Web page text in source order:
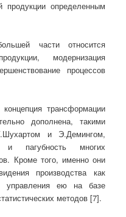
продукции определенным
части относится
модернизация
процессов
трансформации
дополнена, такими
и Э.Демингом,
и пагубность многих
Кроме того, именно они
производства как
управления ею на базе
методов [7].